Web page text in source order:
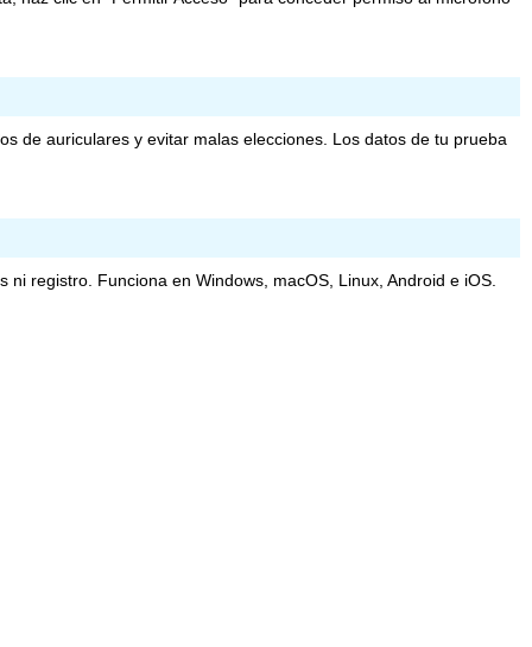
de auriculares y evitar malas elecciones. Los datos de tu prueba
registro. Funciona en Windows, macOS, Linux, Android e iOS.